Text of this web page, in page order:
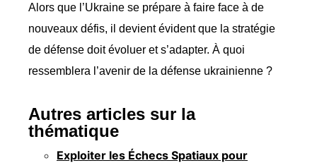
Alors que l’Ukraine se prépare à faire face à de
nouveaux défis, il devient évident que la stratégie
de défense doit évoluer et s’adapter. À quoi
ressemblera l’avenir de la défense ukrainienne ?
Autres articles sur la
thématique
Exploiter les Échecs Spatiaux pour